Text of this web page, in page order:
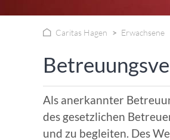
Caritas Hagen Erwachsene
Als anerkannter
des gesetzlichen
und zu begleiten. Des